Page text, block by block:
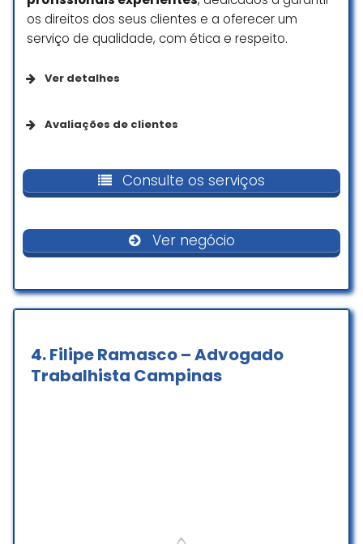
os direitos dos seus clientes e a oferecer um
serviço de qualidade, com ética e respeito.
Ver detalhes
Banheiro
Planejamento
É recomendado marcar hora
Avaliações de clientes
sempre foi muito atencioso,
prestativo e soube explicar tudo
Sou muito grato por todo serviço
prestado.
☆ 5/5
Gostei muito do atendimento! O Dr
Augusto como sempre , muito
Consulte os serviços
Ver negócio
4.Filipe Ramasco – Advogado
Trabalhista Campinas